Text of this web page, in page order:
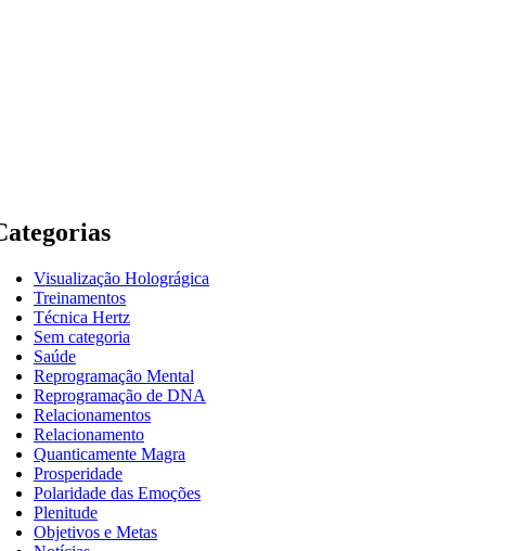
Visualização Holográgica
Treinamentos
Técnica Hertz
Sem categoria
Saúde
Reprogramação Mental
Reprogramação de DNA
Relacionamentos
Relacionamento
Quanticamente Magra
Prosperidade
Polaridade das Emoções
Plenitude
Objetivos e Metas